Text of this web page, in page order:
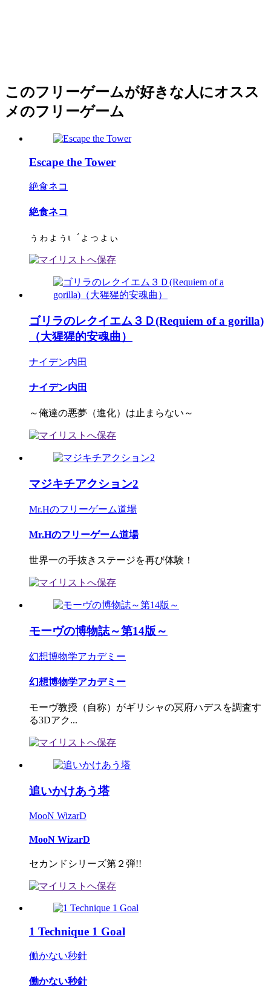
このフリーゲームが好きな人にオスス
メのフリーゲーム
Escape the Tower
絶食ネコ
絶食ネコ
ぅゎょぅι゛ょっょぃ
ゴリラのレクイエム３Ｄ(Requiem of a gorilla)
（大猩猩的安魂曲）
ナイデン内田
ナイデン内田
～俺達の悪夢（進化）は止まらない～
マジキチアクション2
Mr.Hのフリーゲーム道場
Mr.Hのフリーゲーム道場
世界一の手抜きステージを再び体験！
モーヴの博物誌～第14版～
幻想博物学アカデミー
幻想博物学アカデミー
モーヴ教授（自称）がギリシャの冥府ハデスを調査す
る3Dアク...
追いかけあう塔
MooN WizarD
MooN WizarD
セカンドシリーズ第２弾!!
1 Technique 1 Goal
働かない秒針
働かない秒針